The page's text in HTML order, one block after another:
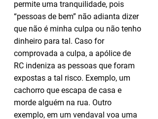
permite uma tranquilidade, pois
“pessoas de bem” não adianta dizer
que não é minha culpa ou não tenho
dinheiro para tal. Caso for
comprovada a culpa, a apólice de
RC indeniza as pessoas que foram
expostas a tal risco. Exemplo, um
cachorro que escapa de casa e
morde alguém na rua. Outro
exemplo, em um vendaval voa uma